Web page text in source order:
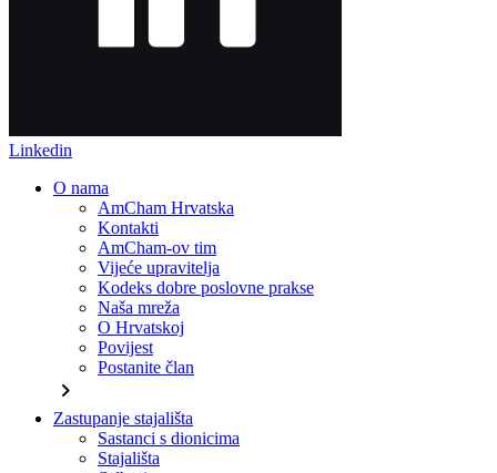
Linkedin
O nama
AmCham Hrvatska
Kontakti
AmCham-ov tim
Vijeće upravitelja
Kodeks dobre poslovne prakse
Naša mreža
O Hrvatskoj
Povijest
Postanite član
chevron_right
Zastupanje stajališta
Sastanci s dionicima
Stajališta